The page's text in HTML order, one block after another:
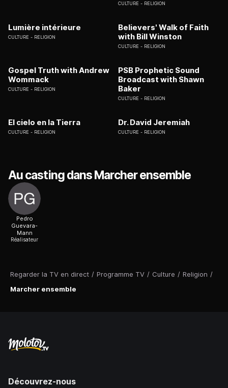
Regarder la TV en direct / Programme TV / Culture / Religion /
Marcher ensemble
CULTURE RELIGION
Lumière intérieure
CULTURE RELIGION
Believers' Walk of Faith
with Bill Winston
CULTURE RELIGION
Gospel Truth with Andrew
Wommack
CULTURE RELIGION
PSB Prophetic Sound
Broadcast with Shawn
Baker
CULTURE RELIGION
El cielo en la Tierra
CULTURE RELIGION
Dr. David Jeremiah
CULTURE RELIGION
Au casting dans Marcher ensemble
Pedro
Guevara-
Mann
Réalisateur
Découvrez-nous